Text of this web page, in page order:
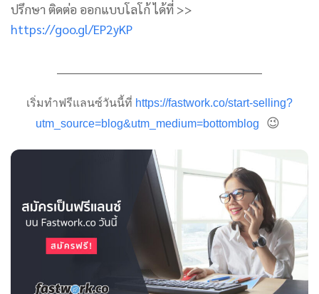
ปรึกษา ติดต่อ ออกแบบโลโก้ ได้ที่ >>
https://goo.gl/EP2yKP
เริ่มทำฟรีแลนซ์วันนี้ที่ https://fastwork.co/start-selling?
utm_source=blog&utm_medium=bottomblog
😉